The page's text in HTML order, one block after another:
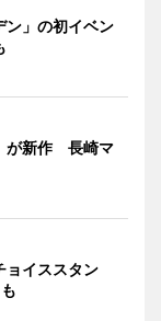
ン」の初イベン
が新作 長崎マ
ョイススタン